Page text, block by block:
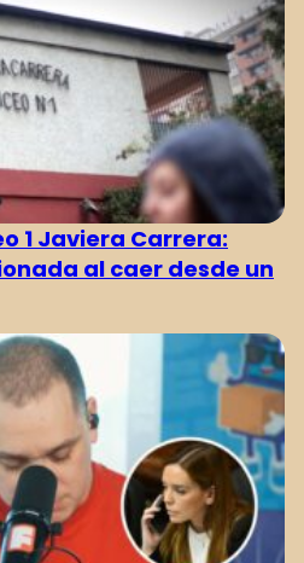
1 Javiera Carrera:
al caer desde un